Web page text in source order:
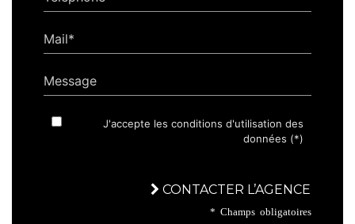
Mail*
Message
J'accepte les conditions d'utilisation des
données (*)
CONTACTER L’AGENCE
* Champs obligatoires